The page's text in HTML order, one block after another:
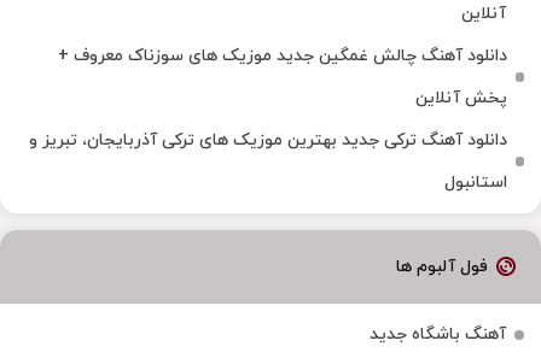
آنلاین
دانلود آهنگ چالش غمگین جدید موزیک های سوزناک معروف +
پخش آنلاین
دانلود آهنگ ترکی جدید بهترین موزیک‌ های ترکی آذربایجان، تبریز و
استانبول
فول آلبوم ها
آهنگ باشگاه جدید